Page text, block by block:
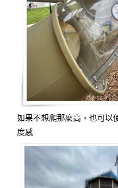
如果不想爬那麼高，也可以
度感